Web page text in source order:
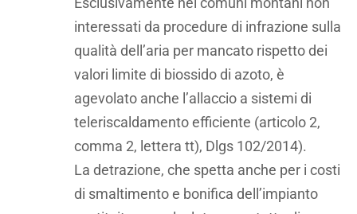
interessati da procedure di infrazione sulla
qualità dell’aria per mancato rispetto dei
valori limite di biossido di azoto, è
agevolato anche l’allaccio a sistemi di
teleriscaldamento efficiente (articolo 2,
comma 2, lettera tt), Dlgs 102/2014).
La detrazione, che spetta anche per i costi
di smaltimento e bonifica dell’impianto